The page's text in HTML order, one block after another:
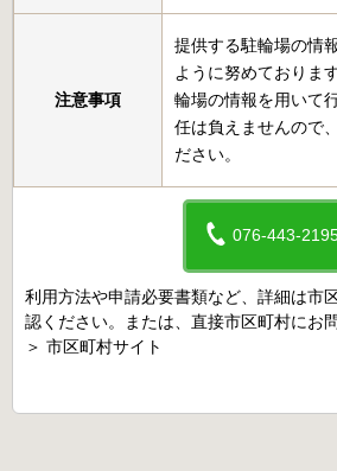
注意事項
提供する駐輪場の情
ように努めておりま
輪場の情報を用いて
任は負えませんので
ださい。
076-443-
利用方法や申請必要書類など、詳細は市
認ください。または、直接市区町村にお
＞ 市区町村サイト